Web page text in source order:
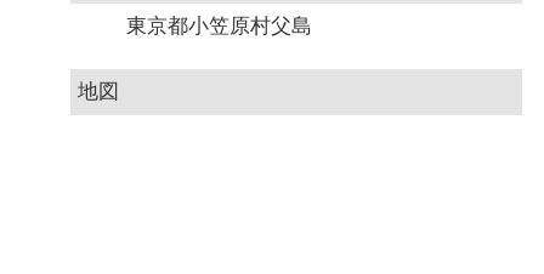
東京都小笠原村父島
地図